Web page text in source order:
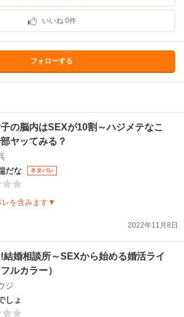
いいね 0件
フォローする
の脳内はSEXが10割～ハジメテなこ
ヤッてみる？
だな
ネタバレ
レを含みます▼
2022年11月8日
結婚相談所～SEXから始める婚活ライ
ルカラー）
ジ
しょ